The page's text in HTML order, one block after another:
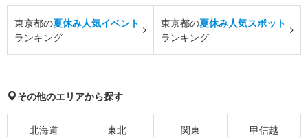
東京都の夏休み人気イベント
ランキング
東京都の夏休み人気スポット
ランキング
その他のエリアから探す
北海道 東北 関東 甲信越